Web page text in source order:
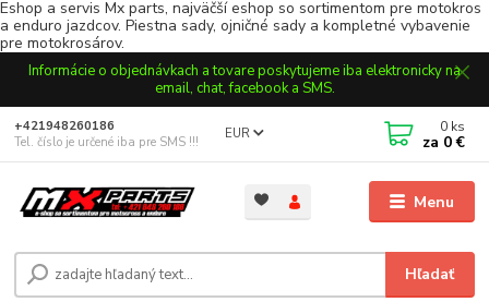
Eshop a servis Mx parts, najväčší eshop so sortimentom pre motokros
a enduro jazdcov. Piestna sady, ojničné sady a kompletné vybavenie
pre motokrosárov.
Informácie o objednávkach a tovare poskytujeme iba elektronicky na
email, chat, facebook a SMS.
Menu
EUR
Hľadať
+421948260186
Tel. číslo je určené iba pre SMS !!!
0 ks
za 0 €